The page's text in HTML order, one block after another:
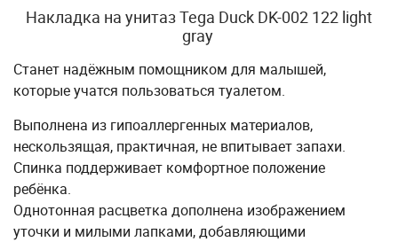
Накладка на унитаз Tega Duck DK-002 122 light
gray
Станет надёжным помощником для малышей,
которые учатся пользоваться туалетом.
Выполнена из гипоаллергенных материалов,
нескользящая, практичная, не впитывает запахи.
Спинка поддерживает комфортное положение
ребёнка.
Однотонная расцветка дополнена изображением
уточки и милыми лапками, добавляющими